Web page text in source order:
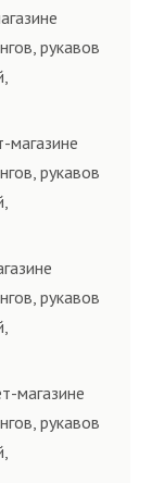
рукавов
условиям
магазине
рукавов
условиям
рукавов
условиям
магазине
рукавов